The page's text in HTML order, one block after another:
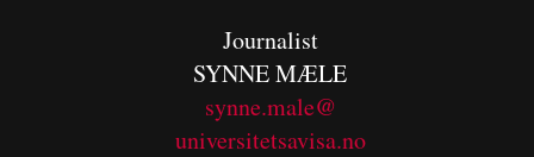
Journalist
SYNNE MÆLE
synne.male@
universitetsavisa.no